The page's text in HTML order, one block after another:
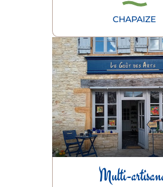
CHAPAIZE
Multi-